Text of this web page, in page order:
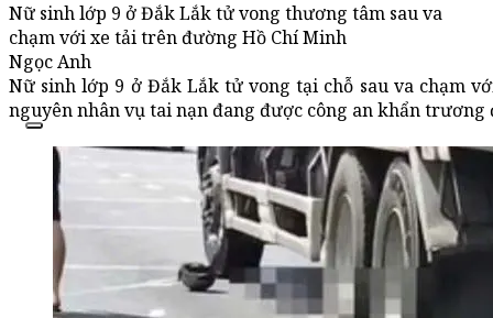
Nữ sinh lớp 9 ở Đắk Lắk tử vong thương tâm sau va
chạm với xe tải trên đường Hồ Chí Minh
Ngọc Anh
Nữ sinh lớp 9 ở Đắk Lắk tử vong tại chỗ sau va chạm
nguyên nhân vụ tai nạn đang được công an khẩn trương